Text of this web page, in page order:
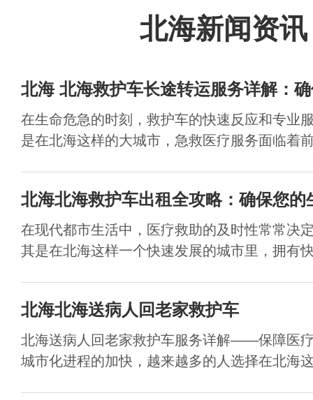
北海新闻资讯
北海​ 北海救护车长途转运服务详解：
在生命危急的时刻，救护车的快速反应和专业
是在北海这样的大城市，急救医疗服务面临着
北海北海救护车出租全攻略：确保您的
在现代都市生活中，医疗救助的及时性常常决
其是在北海这样一个快速发展的城市里，拥有
北海北海送病人回老家救护车
北海送病人回老家救护车服务详解——保障医
城市化进程的加快，越来越多的人选择在北海